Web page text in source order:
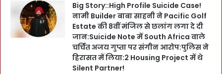
Big Story::High Profile Suicide Case!
नामी Builder बाबा साहनी ने Pacific Golf
Estate की 8वीं मंजिल से छलांग लगा दे दी
जान:Suicide Note में South Africa वाले
चर्चित अजय गुप्ता पर संगीन आरोप:पुलिस ने
हिरासत में लिया:2 Housing Project में थे
Silent Partner!